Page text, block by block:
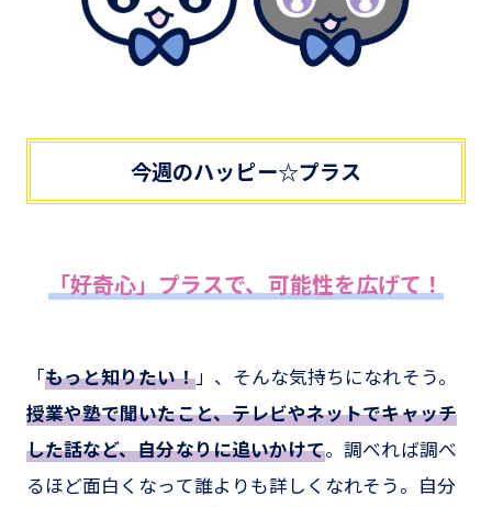
今週のハッピー☆プラス
「好奇心」プラスで、可能性を広げて！
「もっと知りたい！」、そんな気持ちになれそう。
授業や塾で聞いたこと、テレビやネットでキャッチ
した話など、自分なりに追いかけて。調べれば調べ
るほど面白くなって誰よりも詳しくなれそう。自分